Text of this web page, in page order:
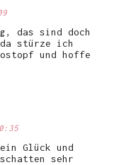
das sind doch
stürze ich
und hoffe
Glück und
sehr